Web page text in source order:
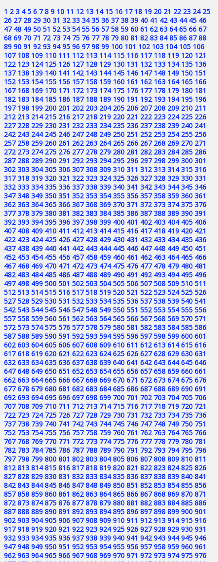
1 2 3 4 5 6 7 8 9 10 11 12 13 14 15 16 17 18 19 20 21 22 23 24 25
26 27 28 29 30 31 32 33 34 35 36 37 38 39 40 41 42 43 44 45 46
47 48 49 50 51 52 53 54 55 56 57 58 59 60 61 62 63 64 65 66 67
68 69 70 71 72 73 74 75 76 77 78 79 80 81 82 83 84 85 86 87 88
89 90 91 92 93 94 95 96 97 98 99 100 101 102 103 104 105 106
107 108 109 110 111 112 113 114 115 116 117 118 119 120 121
122 123 124 125 126 127 128 129 130 131 132 133 134 135 136
137 138 139 140 141 142 143 144 145 146 147 148 149 150 151
152 153 154 155 156 157 158 159 160 161 162 163 164 165 166
167 168 169 170 171 172 173 174 175 176 177 178 179 180 181
182 183 184 185 186 187 188 189 190 191 192 193 194 195 196
197 198 199 200 201 202 203 204 205 206 207 208 209 210 211
212 213 214 215 216 217 218 219 220 221 222 223 224 225 226
227 228 229 230 231 232 233 234 235 236 237 238 239 240 241
242 243 244 245 246 247 248 249 250 251 252 253 254 255 256
257 258 259 260 261 262 263 264 265 266 267 268 269 270 271
272 273 274 275 276 277 278 279 280 281 282 283 284 285 286
287 288 289 290 291 292 293 294 295 296 297 298 299 300 301
302 303 304 305 306 307 308 309 310 311 312 313 314 315 316
317 318 319 320 321 322 323 324 325 326 327 328 329 330 331
332 333 334 335 336 337 338 339 340 341 342 343 344 345 346
347 348 349 350 351 352 353 354 355 356 357 358 359 360 361
362 363 364 365 366 367 368 369 370 371 372 373 374 375 376
377 378 379 380 381 382 383 384 385 386 387 388 389 390 391
392 393 394 395 396 397 398 399 400 401 402 403 404 405 406
407 408 409 410 411 412 413 414 415 416 417 418 419 420 421
422 423 424 425 426 427 428 429 430 431 432 433 434 435 436
437 438 439 440 441 442 443 444 445 446 447 448 449 450 451
452 453 454 455 456 457 458 459 460 461 462 463 464 465 466
467 468 469 470 471 472 473 474 475 476 477 478 479 480 481
482 483 484 485 486 487 488 489 490 491 492 493 494 495 496
497 498 499 500 501 502 503 504 505 506 507 508 509 510 511
512 513 514 515 516 517 518 519 520 521 522 523 524 525 526
527 528 529 530 531 532 533 534 535 536 537 538 539 540 541
542 543 544 545 546 547 548 549 550 551 552 553 554 555 556
557 558 559 560 561 562 563 564 565 566 567 568 569 570 571
572 573 574 575 576 577 578 579 580 581 582 583 584 585 586
587 588 589 590 591 592 593 594 595 596 597 598 599 600 601
602 603 604 605 606 607 608 609 610 611 612 613 614 615 616
617 618 619 620 621 622 623 624 625 626 627 628 629 630 631
632 633 634 635 636 637 638 639 640 641 642 643 644 645 646
647 648 649 650 651 652 653 654 655 656 657 658 659 660 661
662 663 664 665 666 667 668 669 670 671 672 673 674 675 676
677 678 679 680 681 682 683 684 685 686 687 688 689 690 691
692 693 694 695 696 697 698 699 700 701 702 703 704 705 706
707 708 709 710 711 712 713 714 715 716 717 718 719 720 721
722 723 724 725 726 727 728 729 730 731 732 733 734 735 736
737 738 739 740 741 742 743 744 745 746 747 748 749 750 751
752 753 754 755 756 757 758 759 760 761 762 763 764 765 766
767 768 769 770 771 772 773 774 775 776 777 778 779 780 781
782 783 784 785 786 787 788 789 790 791 792 793 794 795 796
797 798 799 800 801 802 803 804 805 806 807 808 809 810 811
812 813 814 815 816 817 818 819 820 821 822 823 824 825 826
827 828 829 830 831 832 833 834 835 836 837 838 839 840 841
842 843 844 845 846 847 848 849 850 851 852 853 854 855 856
857 858 859 860 861 862 863 864 865 866 867 868 869 870 871
872 873 874 875 876 877 878 879 880 881 882 883 884 885 886
887 888 889 890 891 892 893 894 895 896 897 898 899 900 901
902 903 904 905 906 907 908 909 910 911 912 913 914 915 916
917 918 919 920 921 922 923 924 925 926 927 928 929 930 931
932 933 934 935 936 937 938 939 940 941 942 943 944 945 946
947 948 949 950 951 952 953 954 955 956 957 958 959 960 961
962 963 964 965 966 967 968 969 970 971 972 973 974 975 976